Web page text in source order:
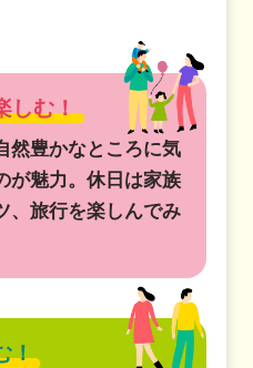
しむ！
然豊かなところに気
が魅力。休日は家族
、旅行を楽しんでみ
！